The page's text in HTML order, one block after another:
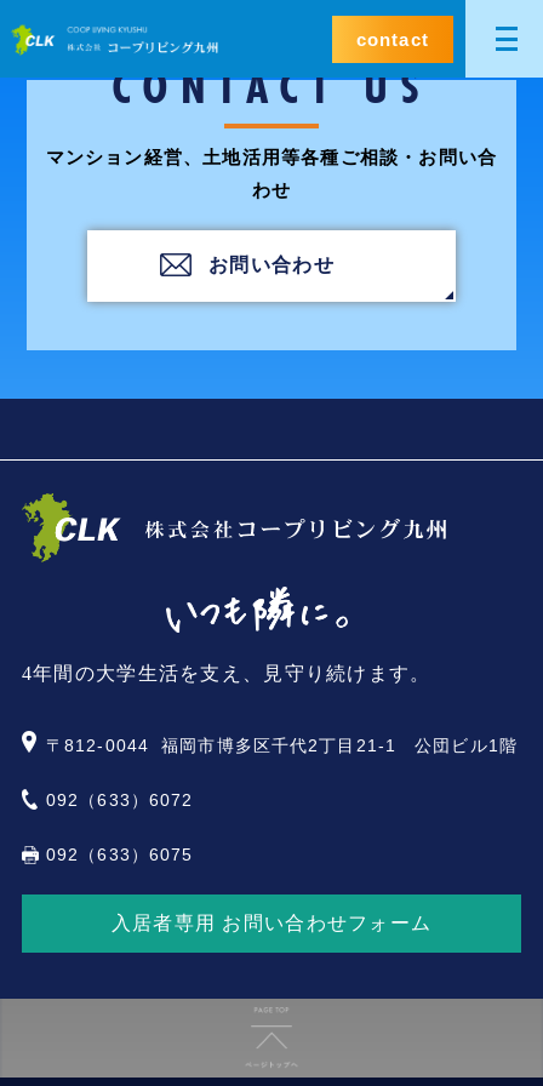
contact
CONTACT US
マンション経営、土地活用等各種ご相談・お問い合
わせ
お問い合わせ
4年間の大学生活を支え、見守り続けます。
〒812-0044 福岡市博多区千代2丁目21-1 公団ビル1階
092（633）6072
092（633）6075
入居者専用 お問い合わせフォーム